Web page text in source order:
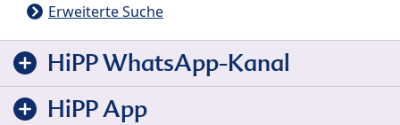
Erweiterte Suche
HiPP WhatsApp-Kanal
HiPP App